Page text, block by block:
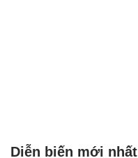
Diễn biến mới